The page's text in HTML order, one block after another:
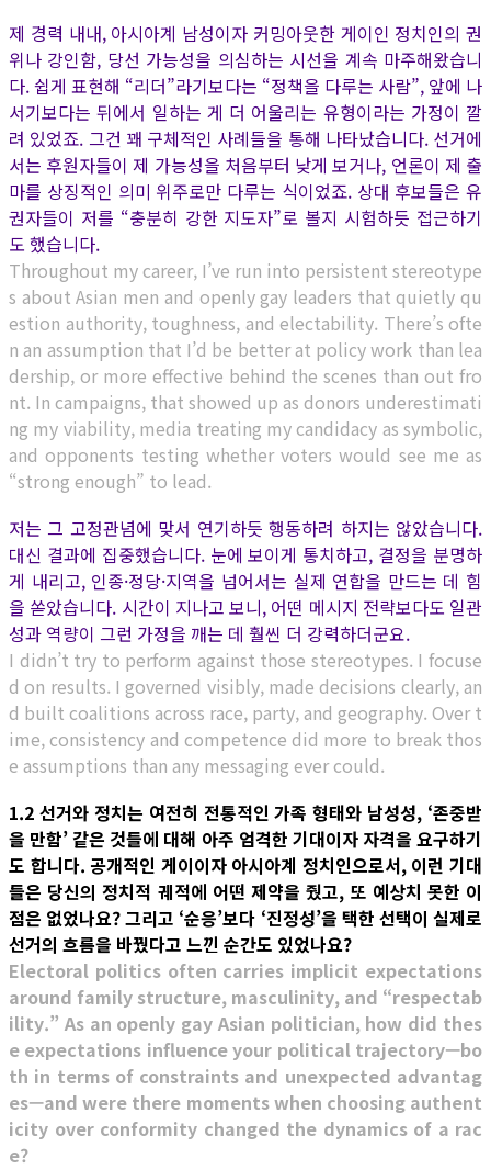
제 경력 내내, 아시아계 남성이자 커밍아웃한 게이인 정치인의 권
위나 강인함, 당선 가능성을 의심하는 시선을 계속 마주해왔습니
다. 쉽게 표현해 “리더”라기보다는 “정책을 다루는 사람”, 앞에 나
서기보다는 뒤에서 일하는 게 더 어울리는 유형이라는 가정이 깔
려 있었죠. 그건 꽤 구체적인 사례들을 통해 나타났습니다. 선거에
서는 후원자들이 제 가능성을 처음부터 낮게 보거나, 언론이 제 출
마를 상징적인 의미 위주로만 다루는 식이었죠. 상대 후보들은 유
권자들이 저를 “충분히 강한 지도자”로 볼지 시험하듯 접근하기
도 했습니다.
Throughout my career, I’ve run into persistent stereotype
s about Asian men and openly gay leaders that quietly qu
estion authority, toughness, and electability. There’s ofte
n an assumption that I’d be better at policy work than lea
dership, or more effective behind the scenes than out fro
nt. In campaigns, that showed up as donors underestimati
ng my viability, media treating my candidacy as symbolic,
and opponents testing whether voters would see me as
“strong enough” to lead.
저는 그 고정관념에 맞서 연기하듯 행동하려 하지는 않았습니다.
대신 결과에 집중했습니다. 눈에 보이게 통치하고, 결정을 분명하
게 내리고, 인종·정당·지역을 넘어서는 실제 연합을 만드는 데 힘
을 쏟았습니다. 시간이 지나고 보니, 어떤 메시지 전략보다도 일관
성과 역량이 그런 가정을 깨는 데 훨씬 더 강력하더군요.
I didn’t try to perform against those stereotypes. I focuse
d on results. I governed visibly, made decisions clearly, an
d built coalitions across race, party, and geography. Over t
ime, consistency and competence did more to break thos
e assumptions than any messaging ever could.
1.2 선거와 정치는 여전히 전통적인 가족 형태와 남성성, ‘존중받
을 만함’ 같은 것들에 대해 아주 엄격한 기대이자 자격을 요구하기
도 합니다. 공개적인 게이이자 아시아계 정치인으로서, 이런 기대
들은 당신의 정치적 궤적에 어떤 제약을 줬고, 또 예상치 못한 이
점은 없었나요? 그리고 ‘순응’보다 ‘진정성’을 택한 선택이 실제로
선거의 흐름을 바꿨다고 느낀 순간도 있었나요?
Electoral politics often carries implicit expectations
around family structure, masculinity, and “respectab
ility.” As an openly gay Asian politician, how did thes
e expectations influence your political trajectory—bo
th in terms of constraints and unexpected advantag
es—and were there moments when choosing authent
icity over conformity changed the dynamics of a rac
e?